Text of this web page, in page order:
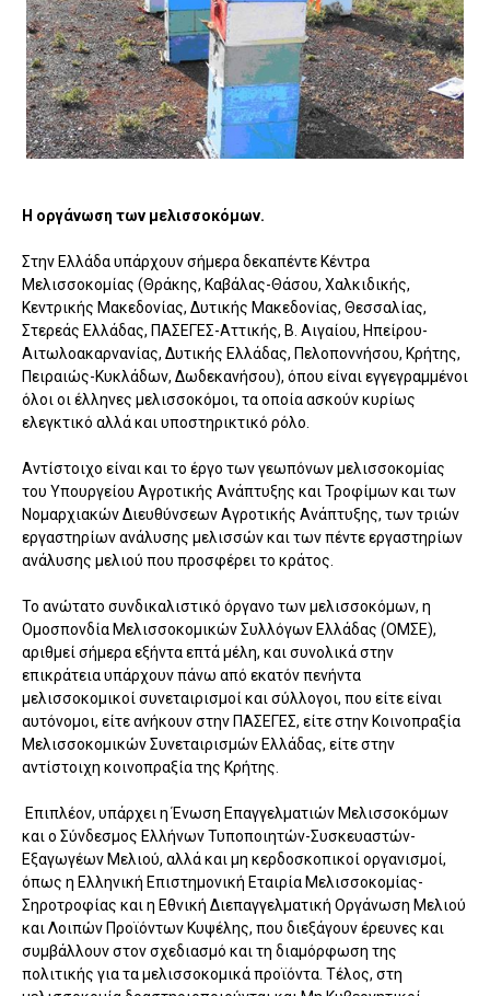
Η οργάνωση των μελισσοκόμων.
Στην Ελλάδα υπάρχουν σήμερα δεκαπέντε Κέντρα
Μελισσοκομίας (Θράκης, Καβάλας-Θάσου, Χαλκιδικής,
Κεντρικής Μακεδονίας, Δυτικής Μακεδονίας, Θεσσαλίας,
Στερεάς Ελλάδας, ΠΑΣΕΓΕΣ-Αττικής, Β. Αιγαίου, Ηπείρου-
Αιτωλοακαρνανίας, Δυτικής Ελλάδας, Πελοποννήσου, Κρήτης,
Πειραιώς-Κυκλάδων, Δωδεκανήσου), όπου είναι εγγεγραμμένοι
όλοι οι έλληνες μελισσοκόμοι, τα οποία ασκούν κυρίως
ελεγκτικό αλλά και υποστηρικτικό ρόλο.
Αντίστοιχο είναι και το έργο των γεωπόνων μελισσοκομίας
του Υπουργείου Αγροτικής Ανάπτυξης και Τροφίμων και των
Νομαρχιακών Διευθύνσεων Αγροτικής Ανάπτυξης, των τριών
εργαστηρίων ανάλυσης μελισσών και των πέντε εργαστηρίων
ανάλυσης μελιού που προσφέρει το κράτος.
Το ανώτατο συνδικαλιστικό όργανο των μελισσοκόμων, η
Ομοσπονδία Μελισσοκομικών Συλλόγων Ελλάδας (ΟΜΣΕ),
αριθμεί σήμερα εξήντα επτά μέλη, και συνολικά στην
επικράτεια υπάρχουν πάνω από εκατόν πενήντα
μελισσοκομικοί συνεταιρισμοί και σύλλογοι, που είτε είναι
αυτόνομοι, είτε ανήκουν στην ΠΑΣΕΓΕΣ, είτε στην Κοινοπραξία
Μελισσοκομικών Συνεταιρισμών Ελλάδας, είτε στην
αντίστοιχη κοινοπραξία της Κρήτης.
Επιπλέον, υπάρχει η Ένωση Επαγγελματιών Μελισσοκόμων
και ο Σύνδεσμος Ελλήνων Τυποποιητών-Συσκευαστών-
Εξαγωγέων Μελιού, αλλά και μη κερδοσκοπικοί οργανισμοί,
όπως η Ελληνική Επιστημονική Εταιρία Μελισσοκομίας-
Σηροτροφίας και η Εθνική Διεπαγγελματική Οργάνωση Μελιού
και Λοιπών Προϊόντων Κυψέλης, που διεξάγουν έρευνες και
συμβάλλουν στον σχεδιασμό και τη διαμόρφωση της
πολιτικής για τα μελισσοκομικά προϊόντα. Τέλος, στη